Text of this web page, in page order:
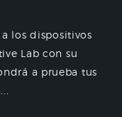
los dispositivos
Lab con su
a prueba tus